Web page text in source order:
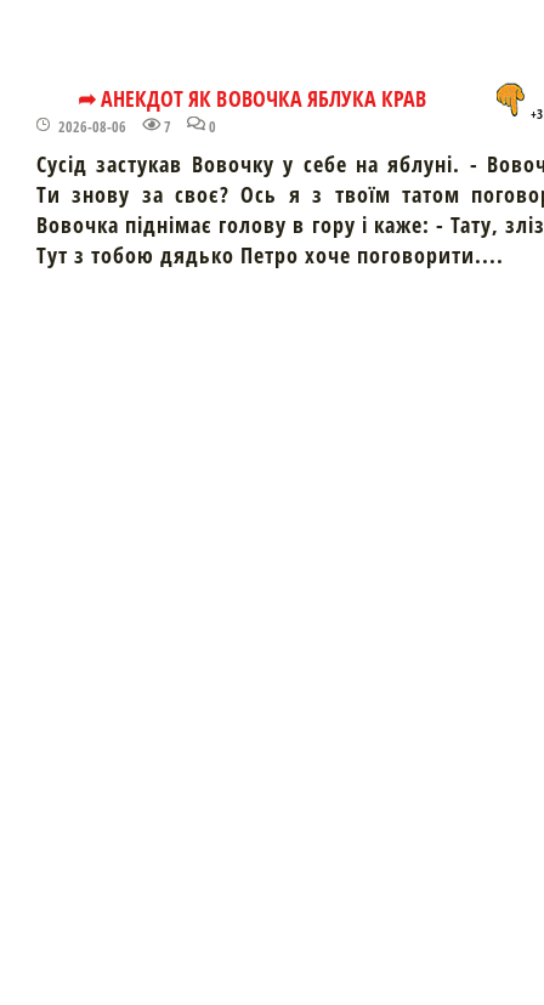
➦ АНЕКДОТ ЯК ВОВОЧКА ЯБЛУКА КРАВ
2026-08-06 7 0
+3
Сусід застукав Вовочку у себе на яблуні. -
Ти знову за своє? Ось я з твоїм татом
Вовочка піднімає голову в гору і каже: - Тату,
Тут з тобою дядько Петро хоче поговорити....